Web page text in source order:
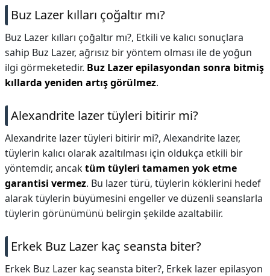
Buz Lazer kılları çoğaltır mı?
Buz Lazer kılları çoğaltır mı?, Etkili ve kalıcı sonuçlara
sahip Buz Lazer, ağrısız bir yöntem olması ile de yoğun
ilgi görmeketedir. Buz Lazer epilasyondan sonra bitmiş
kıllarda yeniden artış görülmez.
Alexandrite lazer tüyleri bitirir mi?
Alexandrite lazer tüyleri bitirir mi?, Alexandrite lazer,
tüylerin kalıcı olarak azaltılması için oldukça etkili bir
yöntemdir, ancaktüm tüyleri tamamen yok etme
garantisi vermez. Bu lazer türü, tüylerin köklerini hedef
alarak tüylerin büyümesini engeller ve düzenli seanslarla
tüylerin görünümünü belirgin şekilde azaltabilir.
Erkek Buz Lazer kaç seansta biter?
Erkek Buz Lazer kaç seansta biter?, Erkek lazer epilasyon